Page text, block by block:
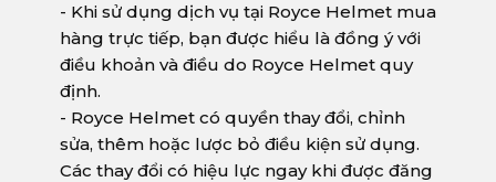
- Khi sử dụng dịch vụ tại Royce Helmet mua
hàng trực tiếp, bạn được hiểu là đồng ý với
điều khoản và điều do Royce Helmet quy
định.
- Royce Helmet có quyền thay đổi, chỉnh
sửa, thêm hoặc lược bỏ điều kiện sử dụng.
Các thay đổi có hiệu lực ngay khi được đăng